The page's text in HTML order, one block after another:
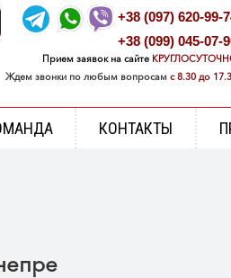
+38 (097) 620-99-
+38 (099) 045-07-
Прием заявок на сайте
Ждем звонки по любым вопросам с 8.30 до
КОНТАКТЫ